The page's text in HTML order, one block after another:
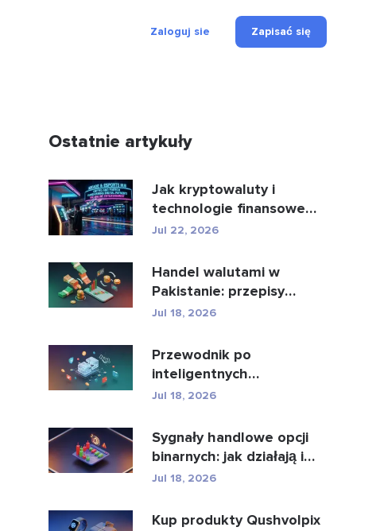
Zaloguj sie Zapisać się
Ostatnie artykuły
Jak kryptowaluty i
technologie finansowe
zmieniają oblicze płatn...
Jul 22, 2026
Handel walutami w
Pakistanie: przepisy
prawne, brokerzy,
Jul 18, 2026
Przewodnik po
inteligentnych
kontraktach i usługach
Jul 18, 2026
Sygnały handlowe opcji
binarnych: jak działają i
jakie niosą z...
Jul 18, 2026
Kup produkty Qushvolpix